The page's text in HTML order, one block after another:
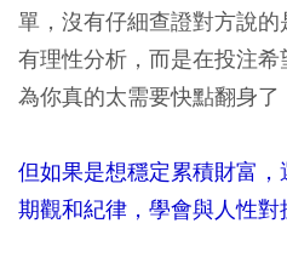
單，沒有仔細查證對方說
有理性分析，而是在投注
為你真的太需要快點翻身了
但如果是想穩定累積財富
期觀和紀律，學會與人性對